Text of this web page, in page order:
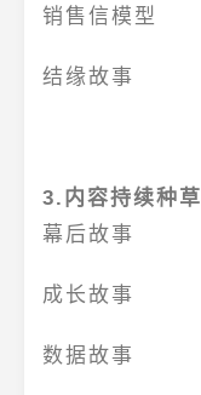
销售信模型
结缘故事
3.内容持续种草
幕后故事
成长故事
数据故事